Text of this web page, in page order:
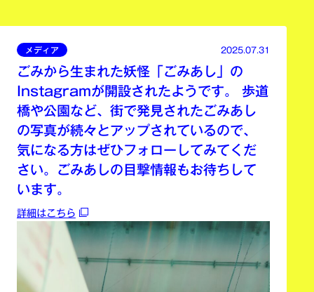
メディア 2025.07.31
ごみから生まれた妖怪「ごみあし」の
Instagramが開設されたようです。 歩道
橋や公園など、街で発見されたごみあし
の写真が続々とアップされているので、
気になる方はぜひフォローしてみてくだ
さい。ごみあしの目撃情報もお待ちして
います。
詳細はこちら